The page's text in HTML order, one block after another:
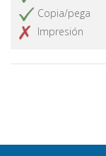
Recensioni
Copia/pega
Impresión